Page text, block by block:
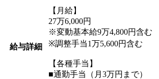
給与詳細
【月給】
27万6,000円
※変動基本給9万4,800円含む
※調整手当1万5,600円含む
【各種手当】
■通勤手当（月3万円まで）